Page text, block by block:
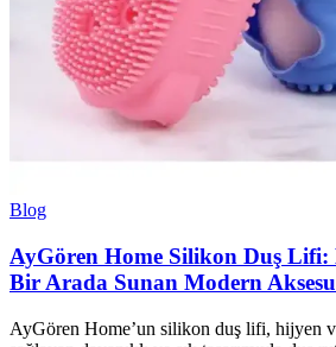
Blog
AyGören Home Silikon Duş
Bir Arada Sunan Modern
AyGören Home’un silikon duş lifi, hijyen